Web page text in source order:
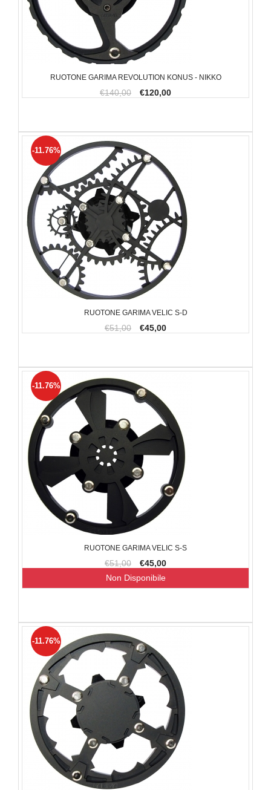
RUOTONE GARIMA REVOLUTION KONUS - NIKKO
€140,00 €120,00
RUOTONE GARIMA VELIC S-D
€51,00 €45,00
-11.76%
RUOTONE GARIMA VELIC S-S
€51,00 €45,00
-11.76%
Non Disponibile
-11.76%